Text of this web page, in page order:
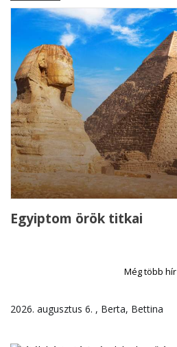
Egyiptom örök titkai
Még több hír
2026. augusztus 6. , Berta, Bettina